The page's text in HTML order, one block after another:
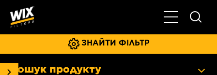
Увімкнути/
ЗНАЙТИ ФІЛЬТР
Пошук продукту